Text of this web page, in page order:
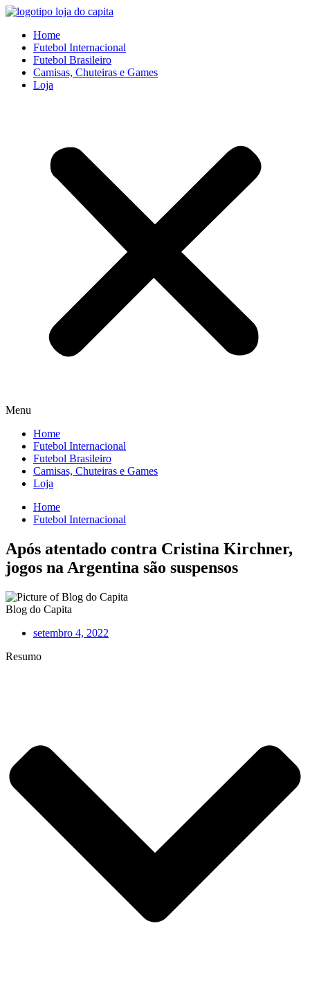
Ir
conteúdo
Home
Futebol Internacional
Futebol Brasileiro
Camisas, Chuteiras e Games
Loja
Menu
Home
Futebol Internacional
Futebol Brasileiro
Camisas, Chuteiras e Games
Loja
Home
Futebol Internacional
Após atentado contra Cristina Kirchner,
jogos na Argentina são suspensos
Blog do Capita
setembro 4, 2022
Resumo